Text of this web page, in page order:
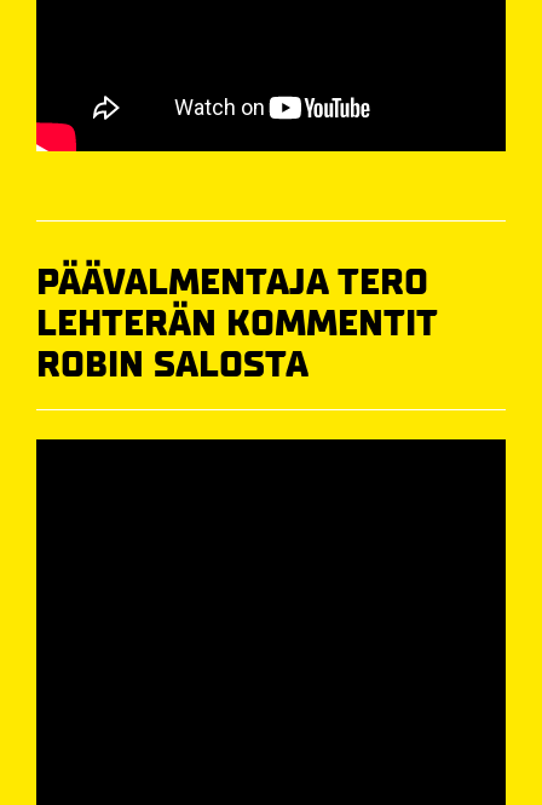
PÄÄVALMENTAJA TERO
LEHTERÄN KOMMENTIT
ROBIN SALOSTA